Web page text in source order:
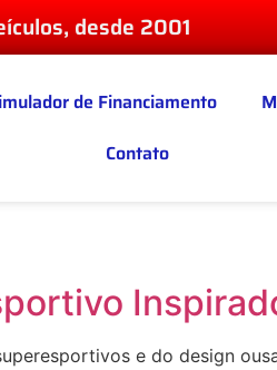
desde 2001
de Financiamento
Contato
e do design